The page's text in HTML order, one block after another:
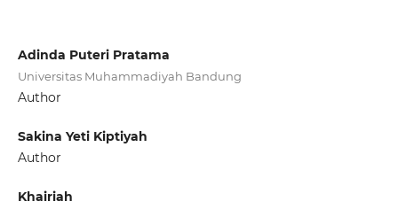
Adinda Puteri Pratama
Universitas Muhammadiyah Bandung
Author
Sakina Yeti Kiptiyah
Author
Khairiah